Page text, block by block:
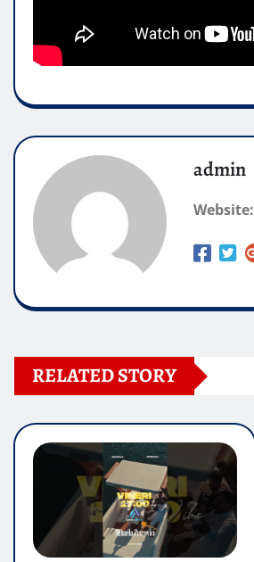
admin
Website:
RELATED STORY